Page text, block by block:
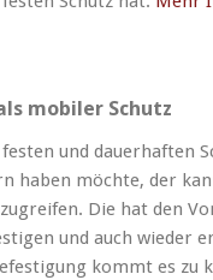
mobiler Schutz
und dauerhaften
haben möchte, der
Die hat den
und auch wieder
kommt es zu